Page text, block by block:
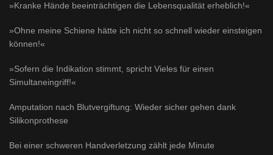
»Kranke Hände beeinträchtigen die Lebensqualität erheblich!«
»Ohne meine Schiene hätte ich nicht so schnell wieder einsteigen
können!«
»Sofern die Indikation stimmt, spricht Vieles für einen
Simultaneingriff!«
Amputation nach Blutvergiftung: Wieder sicher gehen dank
Silikonprothese
Bei einer schweren Handverletzung zählt jede Minute